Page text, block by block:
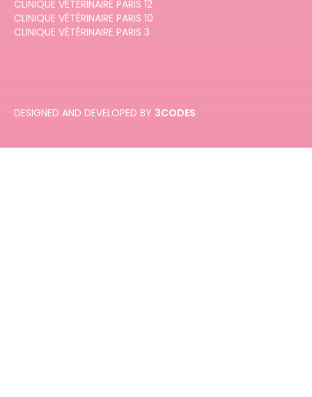
CLINIQUE VÉTÉRINAIRE PARIS 12
CLINIQUE VÉTÉRINAIRE PARIS 10
CLINIQUE VÉTÉRINAIRE PARIS 3
DESIGNED AND DEVELOPED BY 3CODES